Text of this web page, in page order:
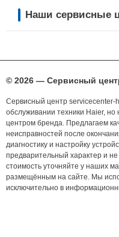
Наши сервисные
© 2026 — Сервисный
Сервисный центр servicecenter-
обслуживании техники Haier,
центром бренда. Предлагаем
неисправностей после
диагностику и настройку
предварительный характер и
стоимость уточняйте у наших
размещённым на сайте. Мы
исключительно в